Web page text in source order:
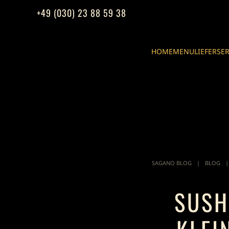
+49 (030) 23 88 59 38
HOMEMENU
SAGANO BLOG BLOG